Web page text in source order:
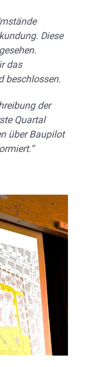
Diese
das
beschlossen.
der
Quartal
über Baupilot